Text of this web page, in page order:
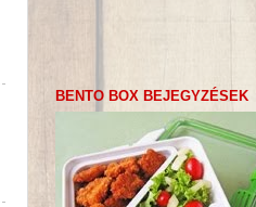
BENTO BOX BEJEGYZÉSEK